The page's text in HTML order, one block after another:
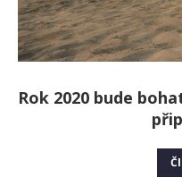
Rok 2020 bude